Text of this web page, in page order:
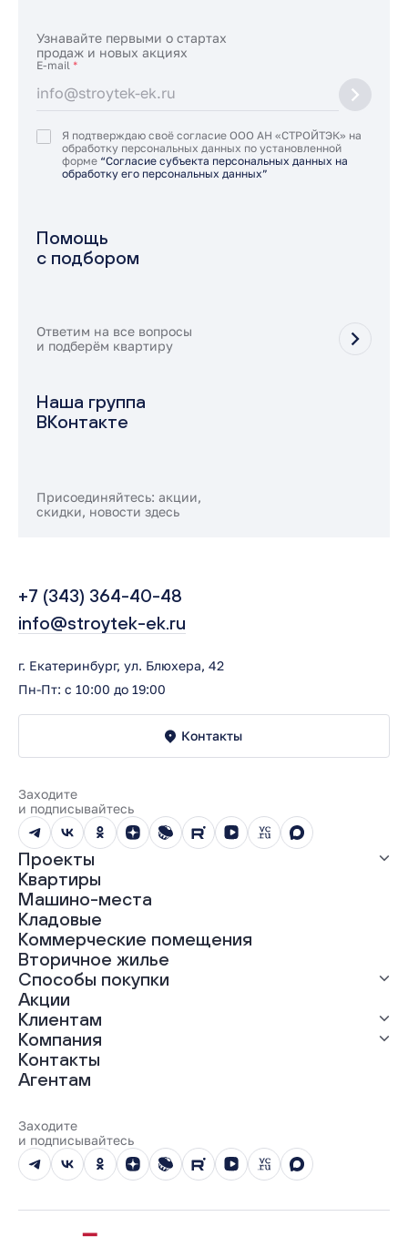
Узнавайте первыми о стартах
продаж и новых акциях
E-mail *
Я подтверждаю своё согласие ООО АН «СТРОЙТЭК» на
обработку персональных данных по установленной
форме “Согласие субъекта персональных данных на
обработку его персональных данных”
Помощь
с подбором
Ответим на все вопросы
и подберём квартиру
Наша группа
ВКонтакте
Присоединяйтесь: акции,
скидки, новости здесь
+7 (343) 364-40-48
info@stroytek-ek.ru
г. Екатеринбург, ул. Блюхера, 42
Пн-Пт: с 10:00 до 19:00
Контакты
Заходите
и подписывайтесь
Проекты
Все проекты
ЖК «Абрикос»
ЖК «Гравитация»
ЖК «Грин Гарден»
ЖК «Динамика»
ЖК «Мохито»
ЖК «Современник»
ЖК «Янтарная долина»
Квартиры
Машино-места
Кладовые
Коммерческие помещения
Вторичное жилье
Способы покупки
Выгодная ипотека
Рассрочка
Материнский капитал
Трейд-ин
100% оплата
Акции
Клиентам
Ход строительства
Документы
Выдача ключей
Компания
О нас
Карьера
Реализованные проекты
Вопросы и ответы
Новости
Юбилейный год
Контакты
Агентам
Заходите
и подписывайтесь